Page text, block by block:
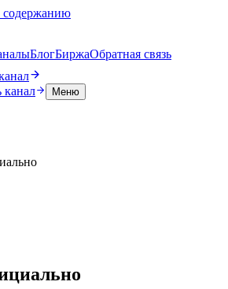
содержанию
БлогБиржаОбратная связь
канал Меню